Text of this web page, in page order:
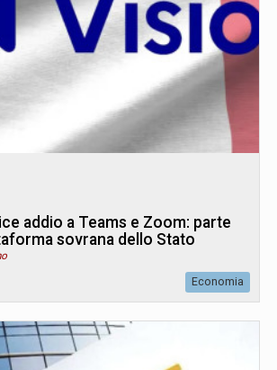
addio a Teams e Zoom: parte
sovrana dello Stato
Economia